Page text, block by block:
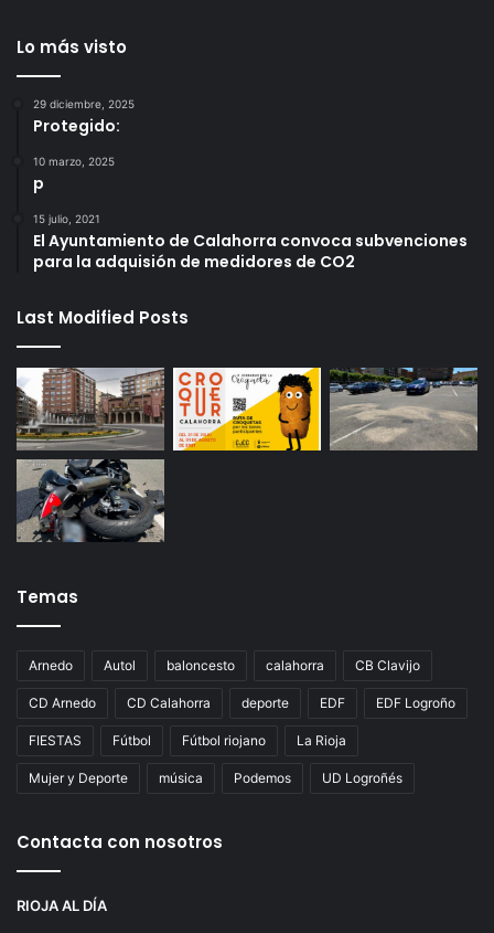
Lo más visto
29 diciembre, 2025
Protegido:
10 marzo, 2025
p
15 julio, 2021
El Ayuntamiento de Calahorra convoca subvenciones
para la adquisión de medidores de CO2
Last Modified Posts
Temas
Arnedo Autol baloncesto calahorra CB Clavijo
CD Arnedo CD Calahorra deporte EDF EDF Logroño
FIESTAS Fútbol Fútbol riojano La Rioja
Mujer y Deporte música Podemos UD Logroñés
Contacta con nosotros
RIOJA AL DÍA